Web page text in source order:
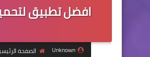
افضل تطبيق
Unknown الصفحة